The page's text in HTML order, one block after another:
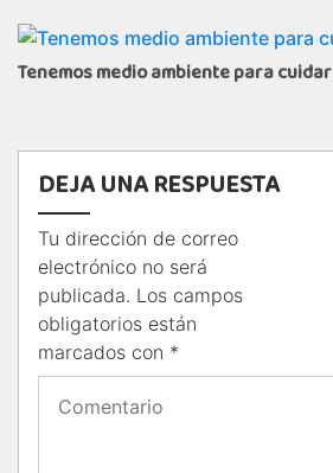
Tenemos medio ambiente para cuidar
DEJA UNA RESPUESTA
Tu dirección de correo
electrónico no será
publicada. Los campos
obligatorios están
marcados con *